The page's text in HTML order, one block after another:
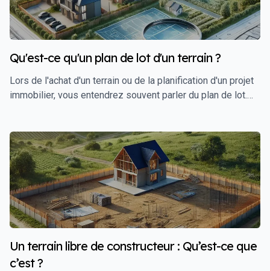
Qu'est-ce qu'un plan de lot d'un terrain ?
Lors de l'achat d'un terrain ou de la planification d'un projet
immobilier, vous entendrez souvent parler du plan de lot.
propres caractéristiques et destinées à des usages
spécifiques. Dans cet article, nous allons explorer en détail
ce qu'est un plan de lot, pourquoi il est important, et
comment l'utiliser pour sécuriser et optimiser votre projet
immobilier.
Un terrain libre de constructeur : Qu’est-ce que
c’est ?